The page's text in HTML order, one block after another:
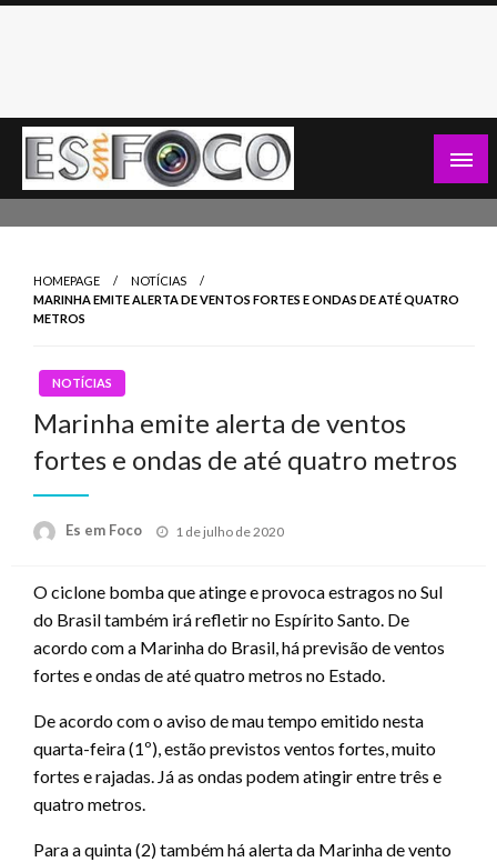
Skip
HOMEPAGE
NOTÍCIAS
MARINHA EMITE ALERTA DE VENTOS FORTES E ONDAS DE ATÉ QUATRO
METROS
NOTÍCIAS
Marinha emite alerta de ventos
fortes e ondas de até quatro metros
Es em Foco
Posted
1 de julho de 2020
O ciclone bomba que atinge e provoca estragos no Sul
do Brasil também irá refletir no Espírito Santo. De
acordo com a Marinha do Brasil, há previsão de ventos
fortes e ondas de até quatro metros no Estado.
De acordo com o aviso de mau tempo emitido nesta
quarta-feira (1º), estão previstos ventos fortes, muito
fortes e rajadas. Já as ondas podem atingir entre três e
quatro metros.
Para a quinta (2) também há alerta da Marinha de vento